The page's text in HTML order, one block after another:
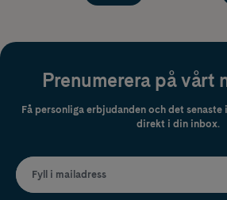
Prenumerera på vårt
Få personliga erbjudanden och det senaste
direkt i din inbox.
Fyll i mailadress